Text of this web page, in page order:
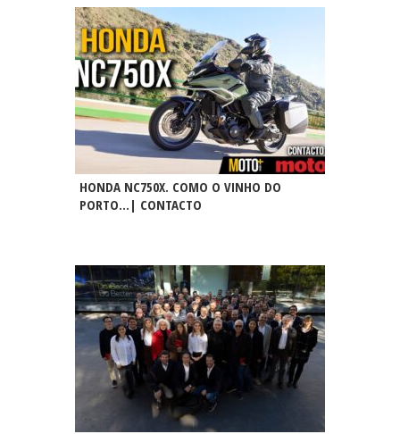
HONDA NC750X. COMO O VINHO DO
PORTO…| CONTACTO